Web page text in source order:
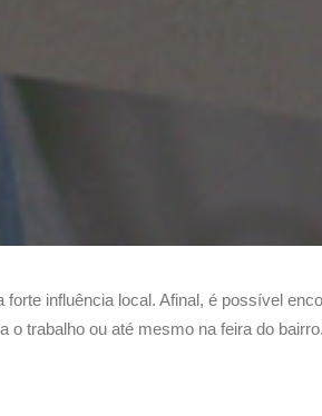
influência local. Afinal, é possível
trabalho ou até mesmo na feira do bairro.